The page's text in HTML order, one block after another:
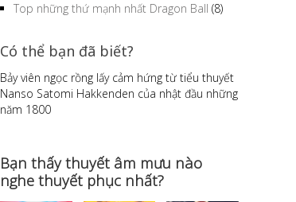
Top những thứ mạnh nhất Dragon Ball (8)
Có thể bạn đã biết?
Bảy viên ngọc rồng lấy cảm hứng từ tiểu thuyết
Nanso Satomi Hakkenden của nhật đầu những
năm 1800
Bạn thấy thuyết âm mưu nào
nghe thuyết phục nhất?